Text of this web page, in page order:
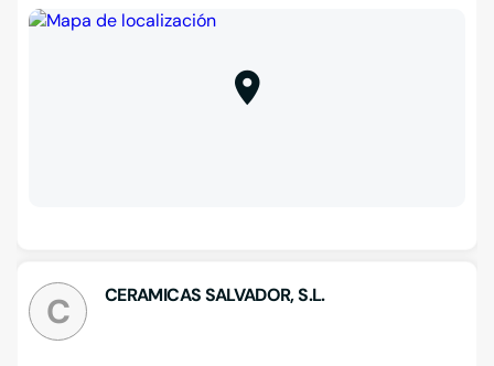
C CERAMICAS SALVADOR, S.L.